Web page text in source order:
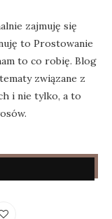
zajmuję się
to Prostowanie
to co robię. Blog
związane z
i nie tylko, a to